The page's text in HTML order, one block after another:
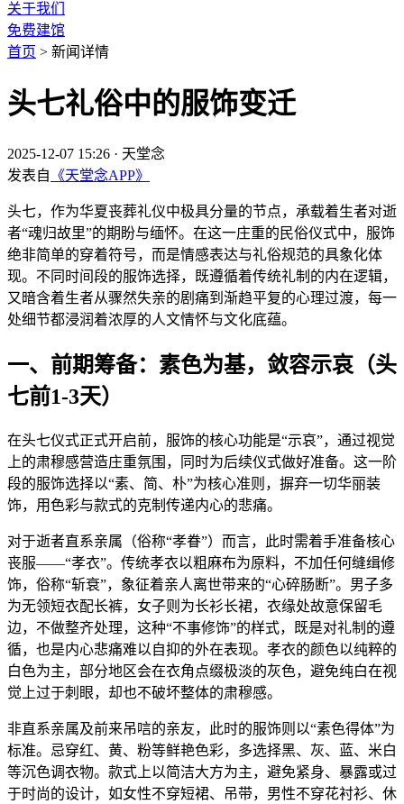
关于我们
免费建馆
首页 > 新闻详情
头七礼俗中的服饰变迁
2025-12-07 15:26 · 天堂念
发表自 《天堂念APP》
头七，作为华夏丧葬礼仪中极具分量的节点，承载着生者对逝
者“魂归故里”的期盼与缅怀。在这一庄重的民俗仪式中，服饰
绝非简单的穿着符号，而是情感表达与礼俗规范的具象化体
现。不同时间段的服饰选择，既遵循着传统礼制的内在逻辑，
又暗含着生者从骤然失亲的剧痛到渐趋平复的心理过渡，每一
处细节都浸润着浓厚的人文情怀与文化底蕴。
一、前期筹备：素色为基，敛容示哀（头
七前1-3天）
在头七仪式正式开启前，服饰的核心功能是“示哀”，通过视觉
上的肃穆感营造庄重氛围，同时为后续仪式做好准备。这一阶
段的服饰选择以“素、简、朴”为核心准则，摒弃一切华丽装
饰，用色彩与款式的克制传递内心的悲痛。
对于逝者直系亲属（俗称“孝眷”）而言，此时需着手准备核心
丧服——“孝衣”。传统孝衣以粗麻布为原料，不加任何缝缉修
饰，俗称“斩衰”，象征着亲人离世带来的“心碎肠断”。男子多
为无领短衣配长裤，女子则为长衫长裙，衣缘处故意保留毛
边，不做整齐处理，这种“不事修饰”的样式，既是对礼制的遵
循，也是内心悲痛难以自抑的外在表现。孝衣的颜色以纯粹的
白色为主，部分地区会在衣角点缀极淡的灰色，避免纯白在视
觉上过于刺眼，却也不破坏整体的肃穆感。
非直系亲属及前来吊唁的亲友，此时的服饰则以“素色得体”为
标准。忌穿红、黄、粉等鲜艳色彩，多选择黑、灰、蓝、米白
等沉色调衣物。款式上以简洁大方为主，避免紧身、暴露或过
于时尚的设计，如女性不穿短裙、吊带，男性不穿花衬衫、休